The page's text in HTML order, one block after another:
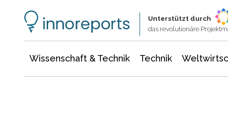
Unterstützt durch
das revolutionäre
Wissenschaft & Technik Technik